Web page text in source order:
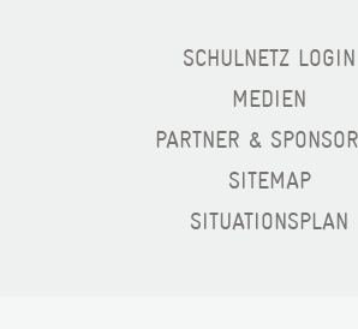
SCHULNETZ LOGIN
MEDIEN
PARTNER &
SITEMAP
SITUATIONSPLAN